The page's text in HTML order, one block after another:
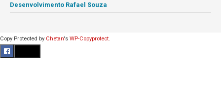
Desenvolvimento Rafael Souza
Copy Protected by Chetan's WP-Copyprotect.